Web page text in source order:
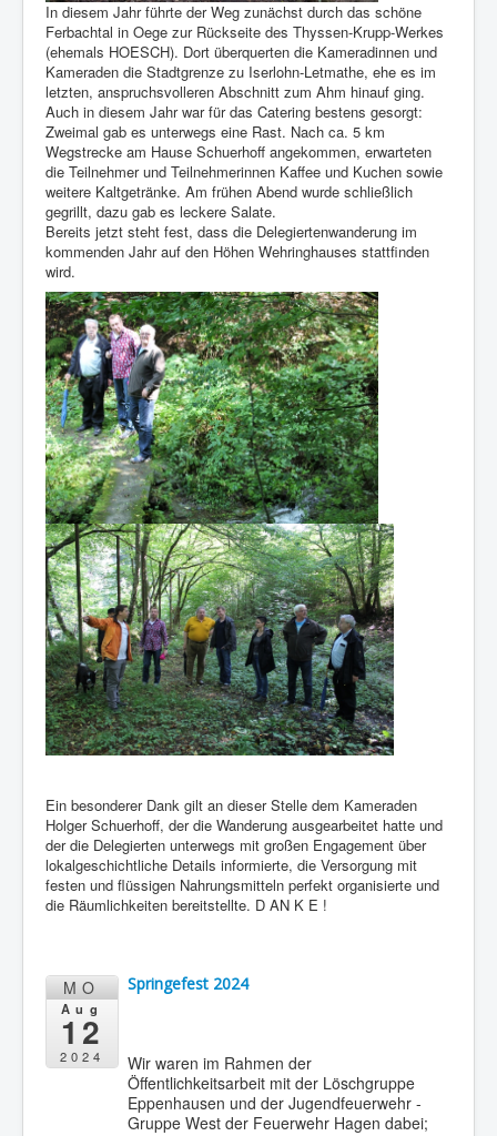
In diesem Jahr führte der Weg zunächst durch das schöne
Ferbachtal in Oege zur Rückseite des Thyssen-Krupp-Werkes
(ehemals HOESCH). Dort überquerten die Kameradinnen und
Kameraden die Stadtgrenze zu Iserlohn-Letmathe, ehe es im
letzten, anspruchsvolleren Abschnitt zum Ahm hinauf ging.
Auch in diesem Jahr war für das Catering bestens gesorgt:
Zweimal gab es unterwegs eine Rast. Nach ca. 5 km
Wegstrecke am Hause Schuerhoff angekommen, erwarteten
die Teilnehmer und Teilnehmerinnen Kaffee und Kuchen sowie
weitere Kaltgetränke. Am frühen Abend wurde schließlich
gegrillt, dazu gab es leckere Salate.
Bereits jetzt steht fest, dass die Delegiertenwanderung im
kommenden Jahr auf den Höhen Wehringhauses stattfinden
wird.
Ein besonderer Dank gilt an dieser Stelle dem Kameraden
Holger Schuerhoff, der die Wanderung ausgearbeitet hatte und
der die Delegierten unterwegs mit großen Engagement über
lokalgeschichtliche Details informierte, die Versorgung mit
festen und flüssigen Nahrungsmitteln perfekt organisierte und
die Räumlichkeiten bereitstellte. D AN K E !
MO
Aug
12
2024
Springefest 2024
Wir waren im Rahmen der
Öffentlichkeitsarbeit mit der Löschgruppe
Eppenhausen und der Jugendfeuerwehr -
Gruppe West der Feuerwehr Hagen dabei;